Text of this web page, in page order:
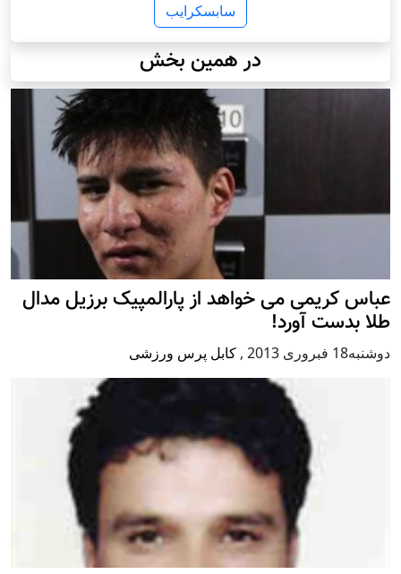
سابسکرایب
در همین بخش
عباس کریمی می خواهد از پارالمپیک برزیل مدال
طلا بدست آورد!
دوشنبه18 فبروری 2013 , کابل پرس ورزشی